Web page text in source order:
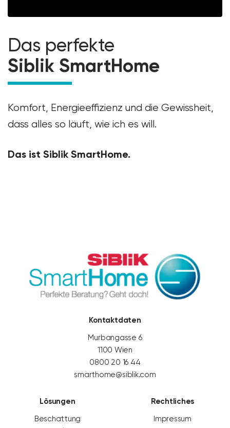
Das perfekte
Siblik SmartHome
Komfort, Energieeffizienz und die Gewissheit,
dass alles so läuft, wie ich es will.
Das ist Siblik SmartHome.
Kontaktdaten
Murbangasse 6
1100 Wien
0800 20 16 44
smarthome@siblik.com
Lösungen
Beschattung
Rechtliches
Impressum